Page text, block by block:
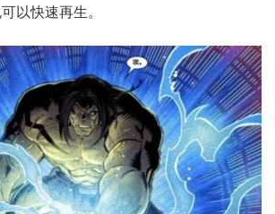
以快速再生。